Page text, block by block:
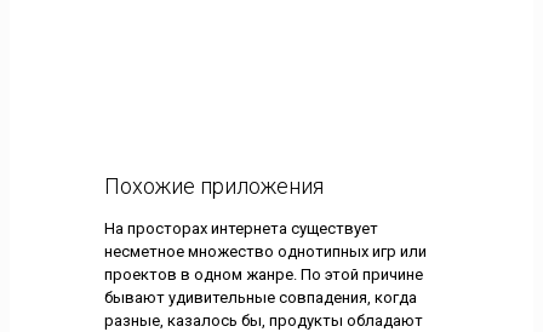
Похожие приложения
На просторах интернета существует
несметное множество однотипных игр или
проектов в одном жанре. По этой причине
бывают удивительные совпадения, когда
разные, казалось бы, продукты обладают